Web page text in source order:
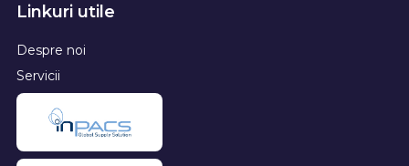
Linkuri utile
Despre noi
Servicii